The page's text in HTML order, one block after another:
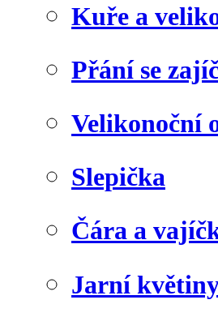
Kuře a
Přání se
Velikonoční
Slepička
Čára a
Jarní